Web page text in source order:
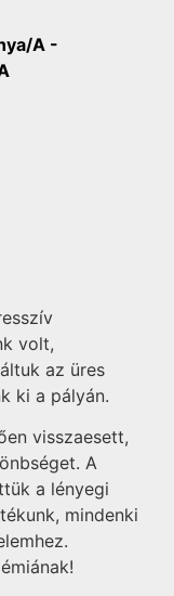
A -
volt,
az üres
ki a pályán.
visszaesett,
A
a lényegi
mindenki